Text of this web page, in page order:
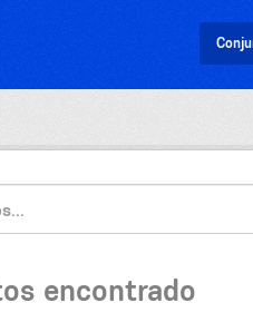
encontrado